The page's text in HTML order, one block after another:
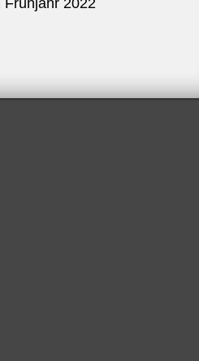
Frühjahr 2022